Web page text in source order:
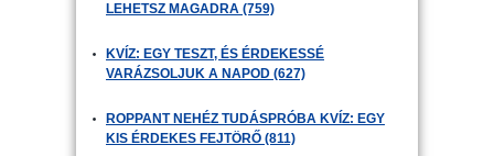
LEHETSZ MAGADRA (759)
KVÍZ: EGY TESZT, ÉS ÉRDEKESSÉ
VARÁZSOLJUK A NAPOD (627)
ROPPANT NEHÉZ TUDÁSPRÓBA KVÍZ: EGY
KIS ÉRDEKES FEJTÖRŐ (811)